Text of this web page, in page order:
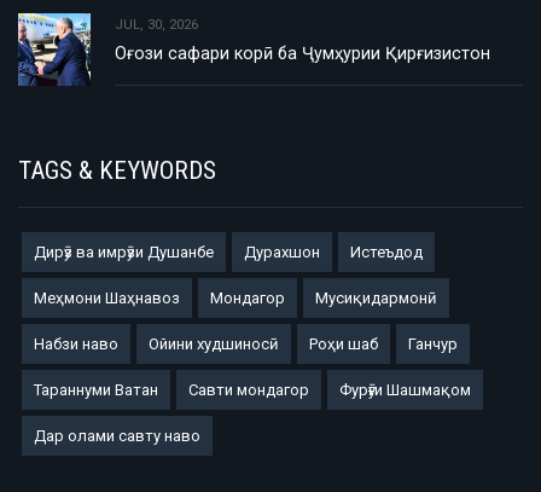
JUL, 30, 2026
Оғози сафари корӣ ба Ҷумҳурии Қирғизистон
TAGS & KEYWORDS
Дирӯз ва имрӯзи Душанбе Дурахшон Истеъдод
Меҳмони Шаҳнавоз Мондагор Мусиқидармонӣ
Набзи наво Ойини худшиносӣ Роҳи шаб Ганчур
Тараннуми Ватан Савти мондагор Фурӯғи Шашмақом
Дар олами савту наво